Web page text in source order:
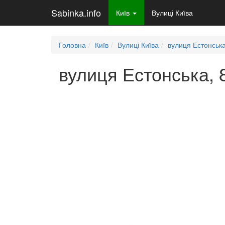
Sabinka.info Київ Вулиці Київа
Головна Київ Вулиці Київа вулиця
вулиця Естонська,